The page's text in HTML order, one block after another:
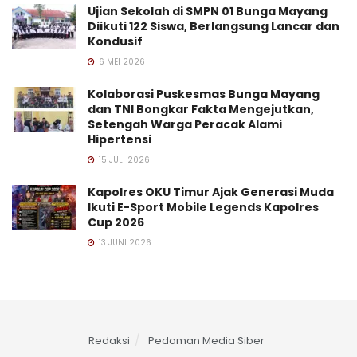
Ujian Sekolah di SMPN 01 Bunga Mayang
Diikuti 122 Siswa, Berlangsung Lancar dan
Kondusif
6 MEI 2026
Kolaborasi Puskesmas Bunga Mayang
dan TNI Bongkar Fakta Mengejutkan,
Setengah Warga Peracak Alami
Hipertensi
15 JULI 2026
Kapolres OKU Timur Ajak Generasi Muda
Ikuti E-Sport Mobile Legends Kapolres
Cup 2026
13 JUNI 2026
Redaksi Pedoman Media Siber